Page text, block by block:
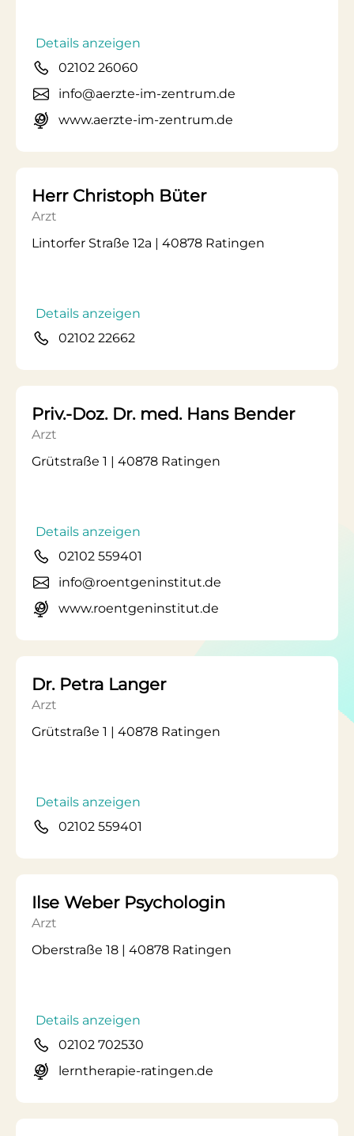
Details anzeigen
02102 26060
info@aerzte-im-zentrum.de
www.aerzte-im-zentrum.de
Herr Christoph Büter
Arzt
Lintorfer Straße 12a | 40878 Ratingen
Details anzeigen
02102 22662
Priv.-Doz. Dr. med. Hans Bender
Arzt
Grütstraße 1 | 40878 Ratingen
Details anzeigen
02102 559401
info@roentgeninstitut.de
www.roentgeninstitut.de
Dr. Petra Langer
Arzt
Grütstraße 1 | 40878 Ratingen
Details anzeigen
02102 559401
Ilse Weber Psychologin
Arzt
Oberstraße 18 | 40878 Ratingen
Details anzeigen
02102 702530
lerntherapie-ratingen.de